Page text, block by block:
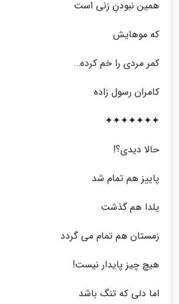
همین نبودنِ زنى است
که موهایش
کمر مردى را خم کرده…
کامران رسول زاده
✦✦✦✦✦✦✦
حالا دیدی؟!
پاییز هم تمام شد
یلدا هم گذشت
زمستان هم تمام می گردد
هیچ چیز پایدار نیست!
اما دلی که تنگ باشد